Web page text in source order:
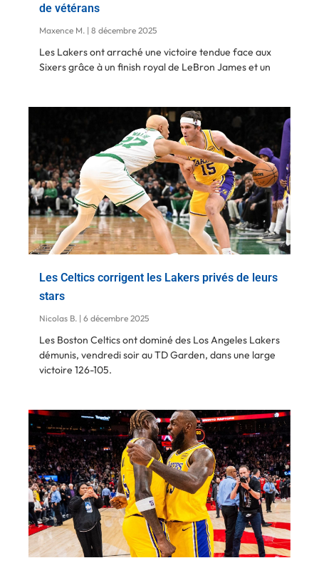
de vétérans
Maxence M. 8 décembre 2025
Les Lakers ont arraché une victoire tendue face aux
Sixers grâce à un finish royal de LeBron James et un
Les Celtics corrigent les Lakers privés de leurs
stars
Nicolas B. 6 décembre 2025
Les Boston Celtics ont dominé des Los Angeles Lakers
démunis, vendredi soir au TD Garden, dans une large
victoire 126-105.